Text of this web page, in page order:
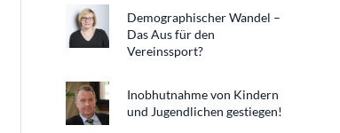
Demographischer Wandel –
Das Aus für den
Vereinssport?
Inobhutnahme von Kindern
und Jugendlichen gestiegen!